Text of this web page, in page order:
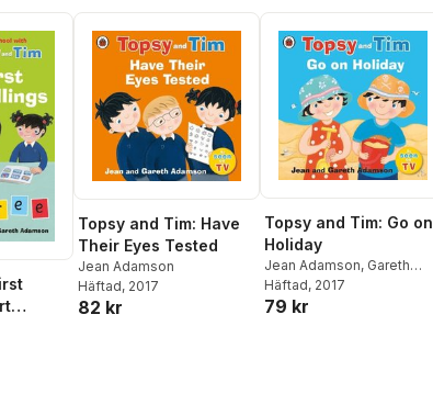
and
Topsy and Tim: Have
Their Eyes Tested
Jean Adamson
Häftad, 2017
82 kr
Topsy and Tim: Go on
Holiday
Jean Adamson, Gareth
Adamson
Häftad, 2017
79 kr